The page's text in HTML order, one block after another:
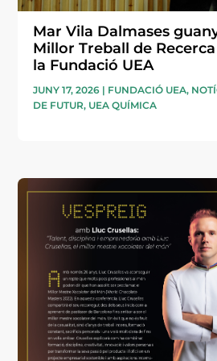
Mar Vila Dalmases
Millor Treball de
la Fundació UEA
JUNY 17, 2026 | FUNDACIÓ UEA,
DE FUTUR, UEA QUÍMICA